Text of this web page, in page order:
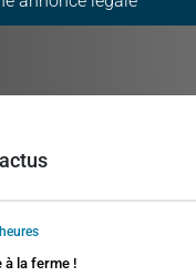
à la ferme !